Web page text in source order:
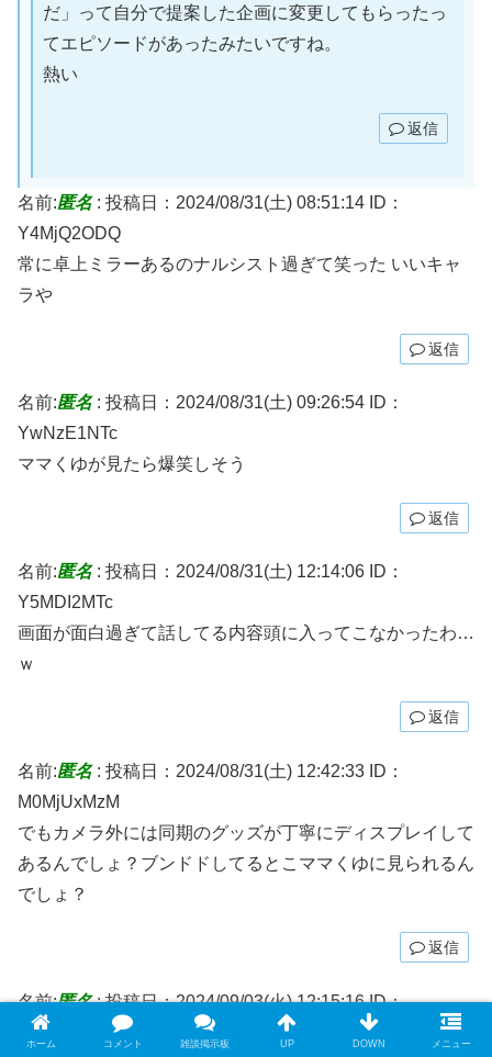
だ」って自分で提案した企画に変更してもらったっ
てエピソードがあったみたいですね。
熱い
返信
名前:匿名: 投稿日：2024/08/31(土) 08:51:14 ID：
Y4MjQ2ODQ
常に卓上ミラーあるのナルシスト過ぎて笑った いいキャ
ラや
返信
名前:匿名: 投稿日：2024/08/31(土) 09:26:54 ID：
YwNzE1NTc
ママくゆが見たら爆笑しそう
返信
名前:匿名: 投稿日：2024/08/31(土) 12:14:06 ID：
Y5MDI2MTc
画面が面白過ぎて話してる内容頭に入ってこなかったわ…
ｗ
返信
名前:匿名: 投稿日：2024/08/31(土) 12:42:33 ID：
M0MjUxMzM
でもカメラ外には同期のグッズが丁寧にディスプレイして
あるんでしょ？ブンドドしてるとこママくゆに見られるん
でしょ？
返信
名前:匿名: 投稿日：2024/09/03(火) 12:15:16 ID：
M3Nzg5NTg
ホーム コメント 雑談掲示板 UP DOWN メニュー